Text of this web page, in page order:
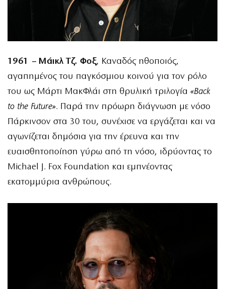
1961 – Μάικλ Τζ. Φοξ, Καναδός ηθοποιός,
αγαπημένος του παγκόσμιου κοινού για τον ρόλο
του ως Μάρτι ΜακΦλάι στη θρυλική τριλογία «Back
to the Future». Παρά την πρόωρη διάγνωση με νόσο
Πάρκινσον στα 30 του, συνέχισε να εργάζεται και να
αγωνίζεται δημόσια για την έρευνα και την
ευαισθητοποίηση γύρω από τη νόσο, ιδρύοντας το
Michael J. Fox Foundation και εμπνέοντας
εκατομμύρια ανθρώπους.